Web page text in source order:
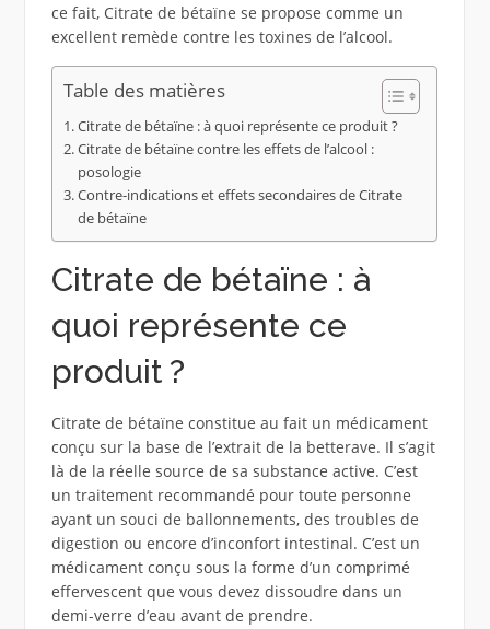
ce fait, Citrate de bétaïne se propose comme un
excellent remède contre les toxines de l’alcool.
Table des matières
Citrate de bétaïne : à quoi représente ce produit ?
Citrate de bétaïne contre les effets de l’alcool :
posologie
Contre-indications et effets secondaires de Citrate
de bétaïne
Citrate de bétaïne : à
quoi représente ce
produit ?
Citrate de bétaïne constitue au fait un médicament
conçu sur la base de l’extrait de la betterave. Il s’agit
là de la réelle source de sa substance active. C’est
un traitement recommandé pour toute personne
ayant un souci de ballonnements, des troubles de
digestion ou encore d’inconfort intestinal. C’est un
médicament conçu sous la forme d’un comprimé
effervescent que vous devez dissoudre dans un
demi-verre d’eau avant de prendre.